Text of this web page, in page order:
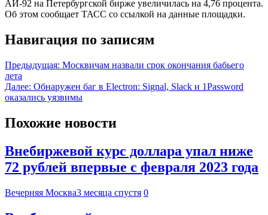
АИ-92 на Петербургской бирже увеличилась на 4,76 процента.
Об этом сообщает ТАСС со ссылкой на данные площадки.
Навигация по записям
Предыдущая: Москвичам назвали срок окончания бабьего
лета
Далее: Обнаружен баг в Electron: Signal, Slack и 1Password
оказались уязвимы
Похожие новости
Внебиржевой курс доллара упал ниже
72 рублей впервые с февраля 2023 года
Вечерняя Москва3 месяца спустя 0